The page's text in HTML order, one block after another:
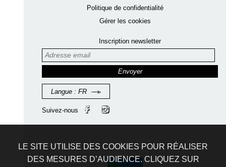
Politique de confidentialité
Gérer les cookies
Inscription newsletter
Envoyer
Langue : FR
Suivez-nous
LE SITE UTILISE DES COOKIES POUR RÉALISER
DES MESURES D’AUDIENCE. CLIQUEZ SUR